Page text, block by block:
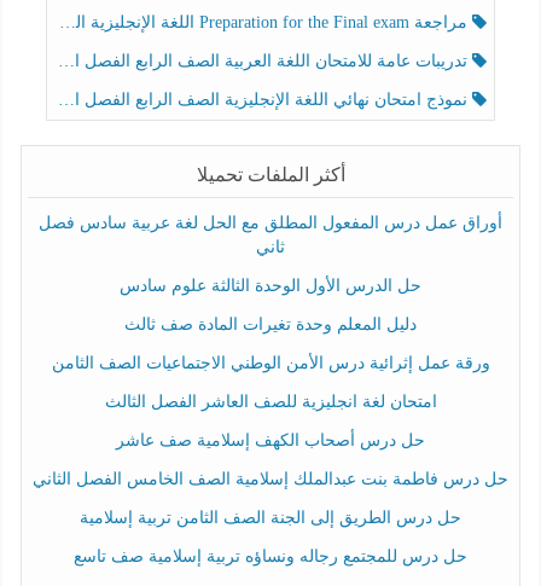
مراجعة Preparation for the Final exam اللغة الإنجليزية الصف الرابع الفصل الثالث
تدريبات عامة للامتحان اللغة العربية الصف الرابع الفصل الثالث
نموذج امتحان نهائي اللغة الإنجليزية الصف الرابع الفصل الثالث
أكثر الملفات تحميلا
أوراق عمل درس المفعول المطلق مع الحل لغة عربية سادس فصل
ثاني
حل الدرس الأول الوحدة الثالثة علوم سادس
دليل المعلم وحدة تغيرات المادة صف ثالث
ورقة عمل إثرائية درس الأمن الوطني الاجتماعيات الصف الثامن
امتحان لغة انجليزية للصف العاشر الفصل الثالث
حل درس أصحاب الكهف إسلامية صف عاشر
حل درس فاطمة بنت عبدالملك إسلامية الصف الخامس الفصل الثاني
حل درس الطريق إلى الجنة الصف الثامن تربية إسلامية
حل درس للمجتمع رجاله ونساؤه تربية إسلامية صف تاسع